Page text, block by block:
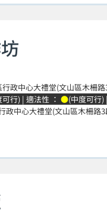
政中心大禮堂(文山區木柵
行) | 適法性 ： ●(中度可行
政中心大禮堂(文山區木柵路